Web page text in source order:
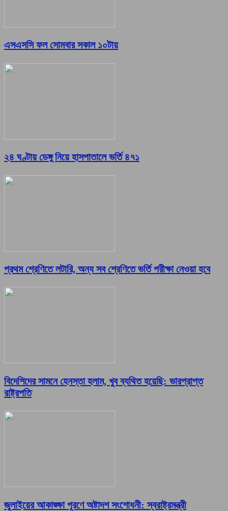
এসএসসি ফল সোমবার সকাল ১০টায়
২৪ ঘণ্টায় ডেঙ্গু নিয়ে হাসপাতালে ভর্তি ৪৭১
প্রথম শ্রেণিতে লটারি, অন্য সব শ্রেণিতে ভর্তি পরীক্ষা নেওয়া হবে
বিদেশিদের সামনে হেনস্তা হলাম, খুব ব্যথিত হয়েছি: ভারপ্রাপ্ত
রাষ্ট্রপতি
জুলাইয়ের আকাঙ্ক্ষা পূরণে অষ্টাদশ সংশোধনী: স্বরাষ্ট্রমন্ত্রী